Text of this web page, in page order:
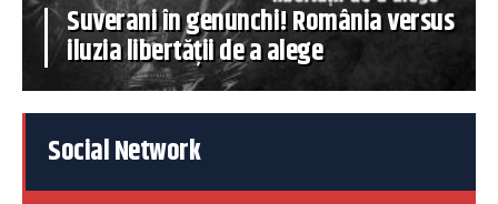
Suverani în genunchi! România versus
iluzia libertății de a alege
Social Network